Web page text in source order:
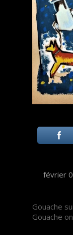
février
Gouache
Gouache